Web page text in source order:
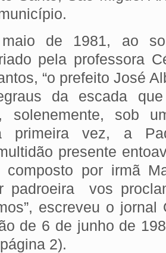
de 1981, ao
pela professora
“o prefeito José
da escada
solenemente, sob
primeira vez, a
presente
composto por irmã
padroeira vos
escreveu o
de 6 de junho de
2).